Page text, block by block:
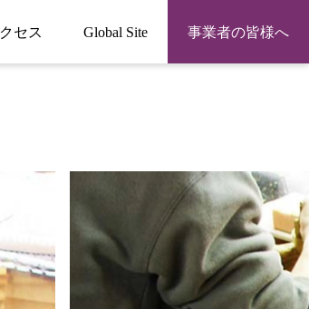
セス Global Site 事業者の皆様へ